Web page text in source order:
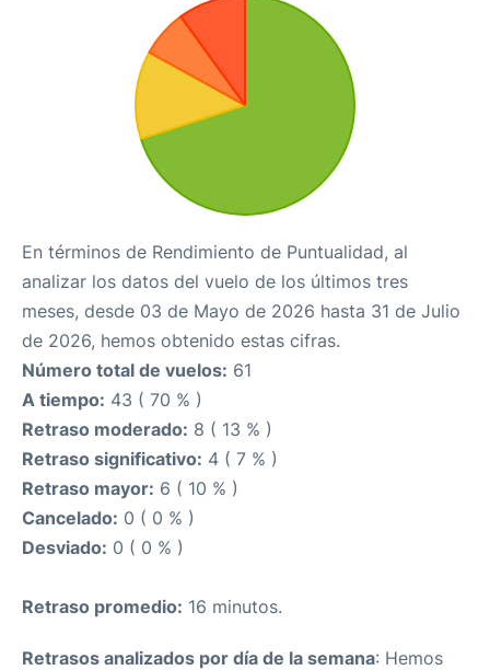
En términos de Rendimiento de Puntualidad, al
analizar los datos del vuelo de los últimos tres
meses, desde 03 de Mayo de 2026 hasta 31 de Julio
de 2026, hemos obtenido estas cifras.
Número total de vuelos: 61
A tiempo: 43 ( 70 % )
Retraso moderado: 8 ( 13 % )
Retraso significativo: 4 ( 7 % )
Retraso mayor: 6 ( 10 % )
Cancelado: 0 ( 0 % )
Desviado: 0 ( 0 % )
Retraso promedio: 16 minutos.
Retrasos analizados por día de la semana: Hemos